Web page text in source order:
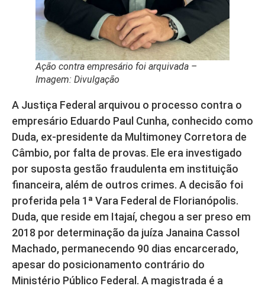
Ação contra empresário foi arquivada –
Imagem: Divulgação
A Justiça Federal arquivou o processo contra o
empresário Eduardo Paul Cunha, conhecido como
Duda, ex-presidente da Multimoney Corretora de
Câmbio, por falta de provas. Ele era investigado
por suposta gestão fraudulenta em instituição
financeira, além de outros crimes. A decisão foi
proferida pela 1ª Vara Federal de Florianópolis.
Duda, que reside em Itajaí, chegou a ser preso em
2018 por determinação da juíza Janaina Cassol
Machado, permanecendo 90 dias encarcerado,
apesar do posicionamento contrário do
Ministério Público Federal. A magistrada é a